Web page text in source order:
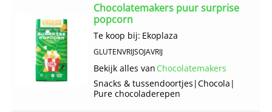
Chocolatemakers puur surprise
popcorn
Te koop bij: Ekoplaza
GLUTENVRIJSOJAVRIJ
Bekijk alles van Chocolatemakers
Snacks & tussendoortjes |Chocola |
Pure chocoladerepen